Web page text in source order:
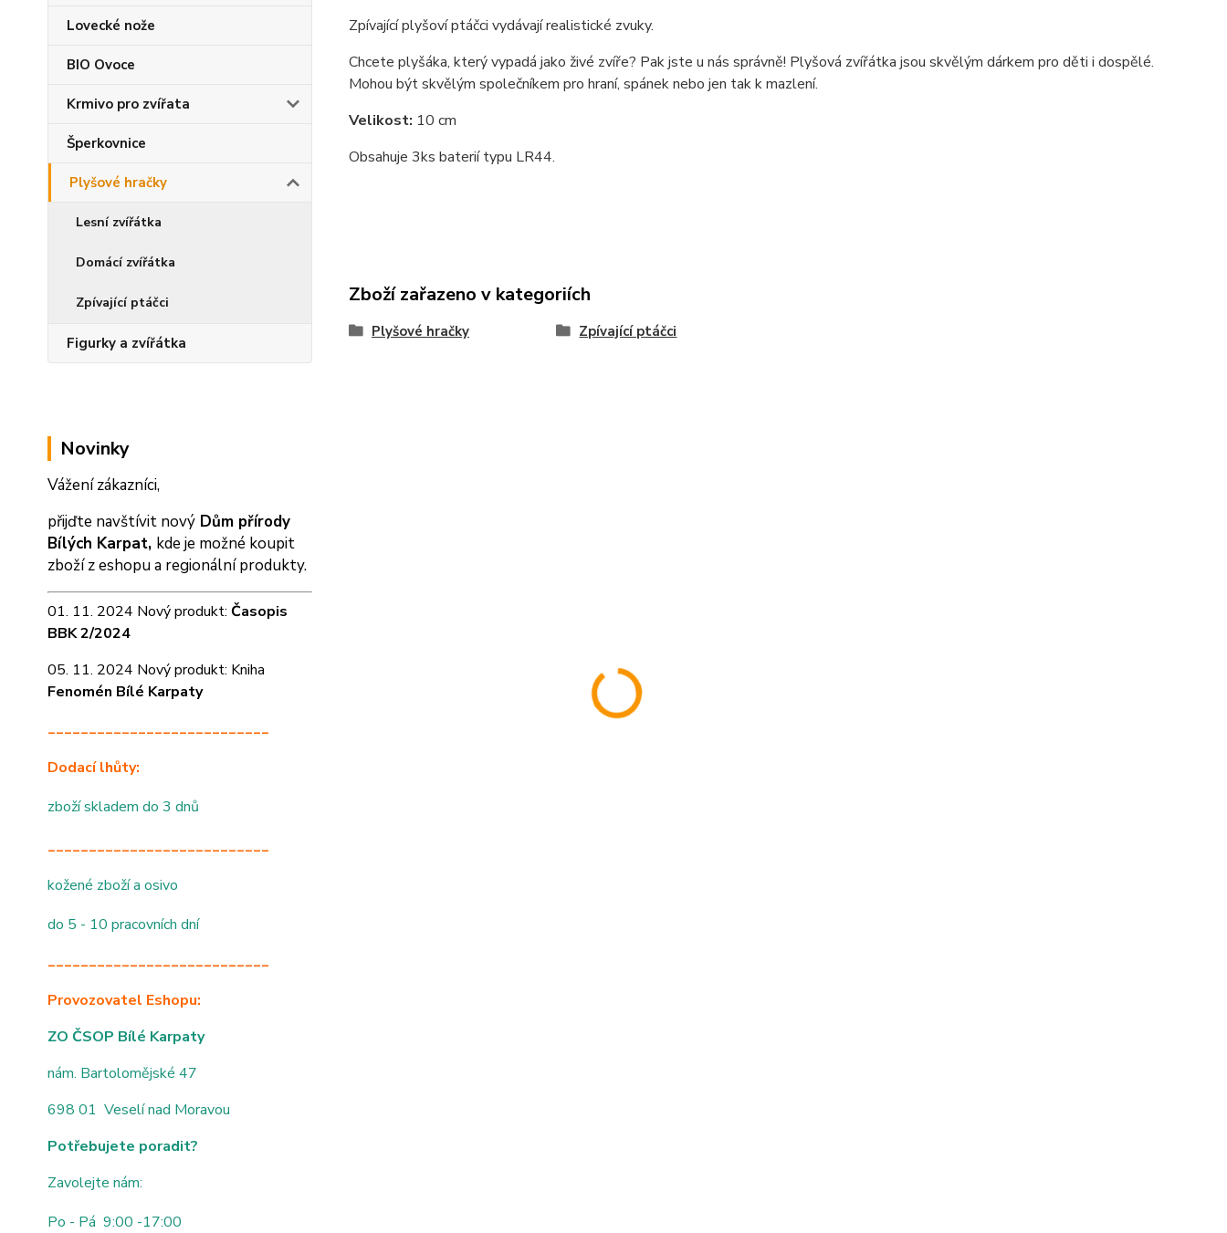
Lovecké nože
BIO Ovoce
Krmivo pro zvířata
Šperkovnice
Plyšové hračky
Lesní zvířátka
Domácí zvířátka
Zpívající ptáčci
Figurky a zvířátka
Novinky
Vážení zákazníci,
přijďte navštívit nový Dům přírody
Bílých Karpat, kde je možné koupit
zboží z eshopu a regionální produkty.
01. 11. 2024 Nový produkt: Časopis
BBK 2/2024
05. 11. 2024 Nový produkt: Kniha
Fenomén Bílé Karpaty
___________________________
Dodací lhůty:
zboží skladem do 3 dnů
___________________________
kožené zboží a osivo
do 5 - 10 pracovních dní
___________________________
Provozovatel Eshopu:
ZO ČSOP Bílé Karpaty
nám. Bartolomějské 47
698 01 Veselí nad Moravou
Potřebujete poradit?
Zavolejte nám:
Po - Pá 9:00 -17:00
Zpívající plyšoví ptáčci vydávají realistické zvuky.
Chcete plyšáka, který vypadá jako živé zvíře? Pak jste u nás správně! Plyšová zvířátka jsou skvělým dárkem pro děti i dospělé.
Mohou být skvělým společníkem pro hraní, spánek nebo jen tak k mazlení.
Velikost: 10 cm
Obsahuje 3ks baterií typu LR44.
Zboží zařazeno v kategoriích
Plyšové hračky Zpívající ptáčci